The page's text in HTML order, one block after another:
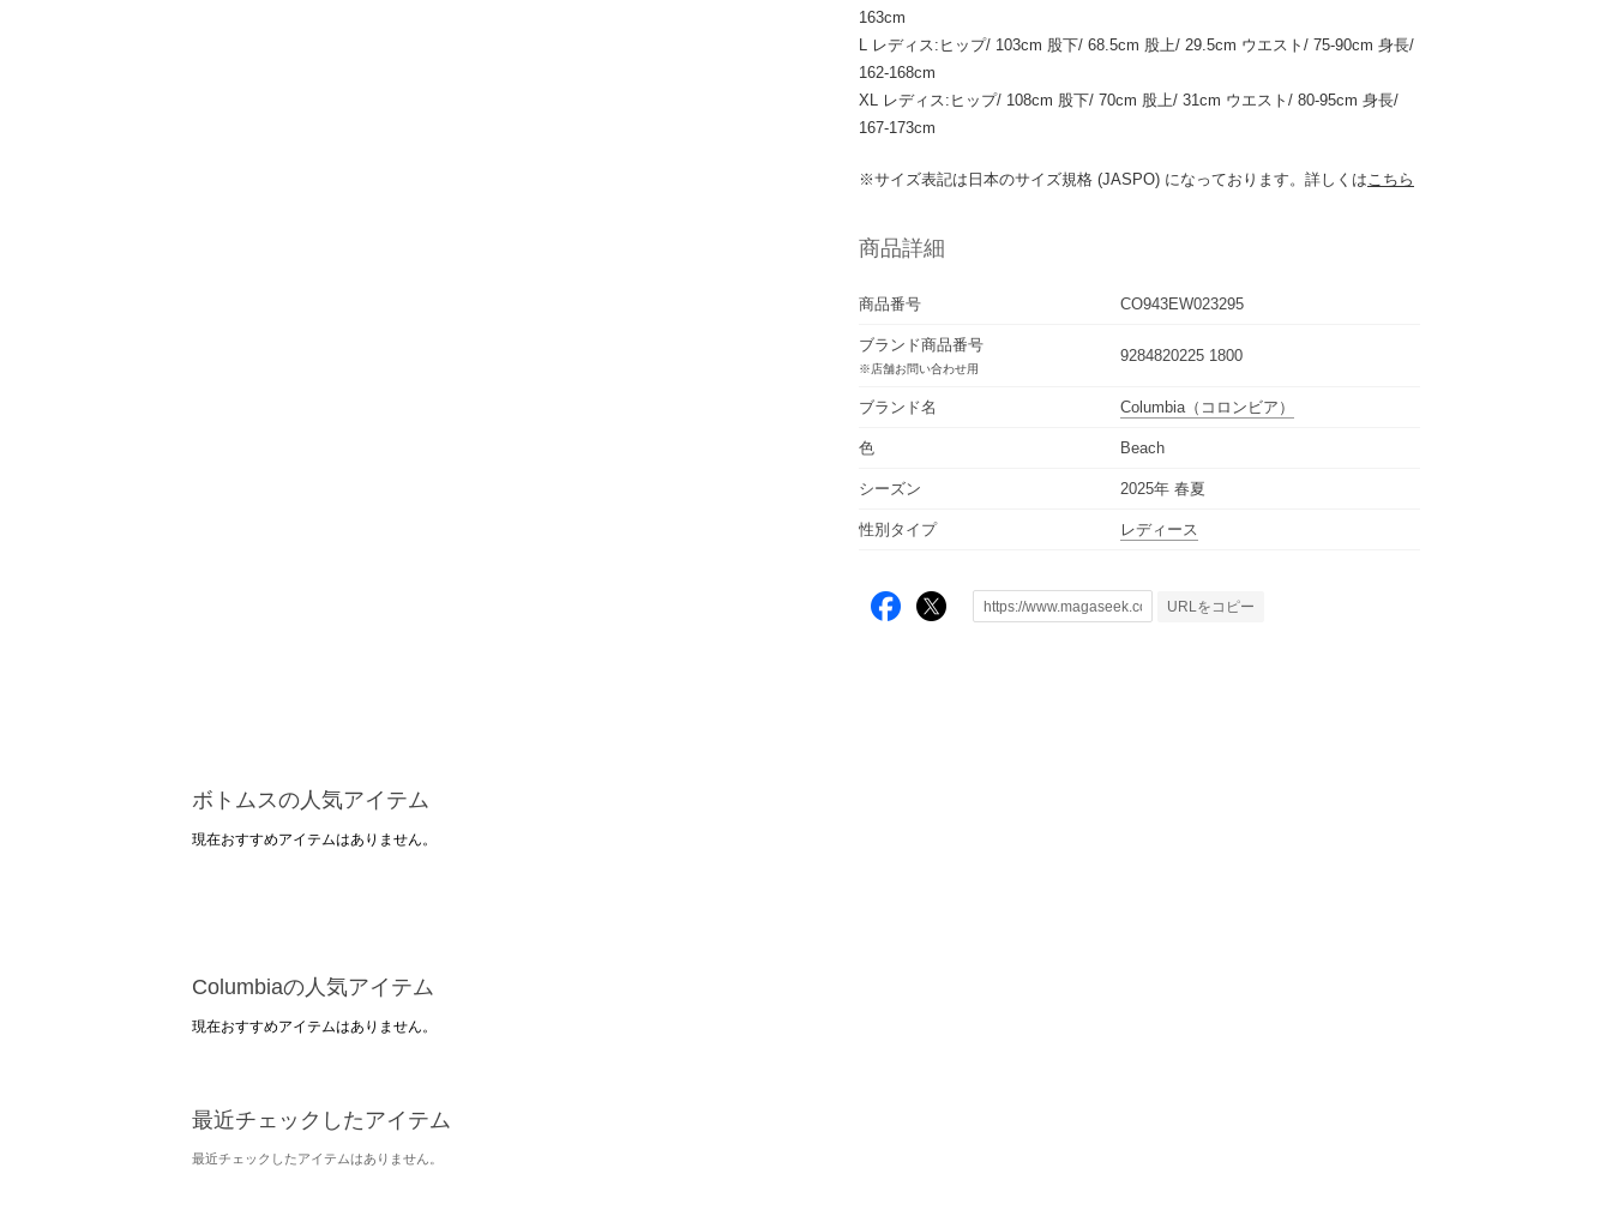
163cm
L レディス:ヒップ/ 103cm 股下/ 68.5cm 股上/ 29.5cm ウエスト/ 75-90cm 身長/
162-168cm
XL レディス:ヒップ/ 108cm 股下/ 70cm 股上/ 31cm ウエスト/ 80-95cm 身長/
167-173cm
※サイズ表記は日本のサイズ規格 (JASPO) になっております。詳しくは こちら
商品詳細
商品番号 CO943EW023295
ブランド商品番号
※店舗お問い合わせ用
9284820225 1800
ブランド名 Columbia （コロンビア）
色 Beach
シーズン 2025年 春夏
性別タイプ レディース
URLをコピー
ボトムスの人気アイテム
現在おすすめアイテムはありません。
Columbiaの人気アイテム
現在おすすめアイテムはありません。
最近チェックしたアイテム
最近チェックしたアイテムはありません。